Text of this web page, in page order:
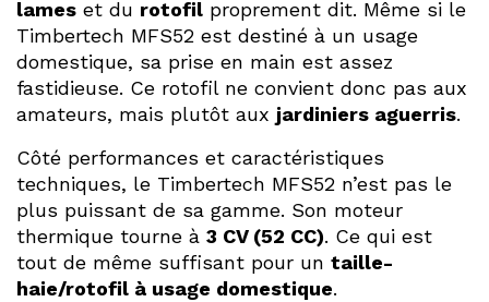
lames et du rotofil proprement dit. Même si le
Timbertech MFS52 est destiné à un usage
domestique, sa prise en main est assez
fastidieuse. Ce rotofil ne convient donc pas aux
amateurs, mais plutôt aux jardiniers aguerris.
Côté performances et caractéristiques
techniques, le Timbertech MFS52 n’est pas le
plus puissant de sa gamme. Son moteur
thermique tourne à 3 CV (52 CC). Ce qui est
tout de même suffisant pour un taille-
haie/rotofil à usage domestique.